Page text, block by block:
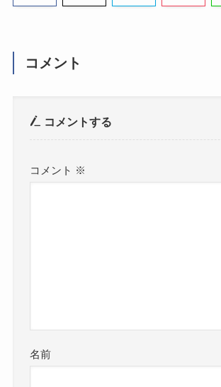
コメント
コメントする
コメント ※
名前